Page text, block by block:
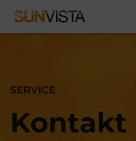
SERVICE
Kontakt